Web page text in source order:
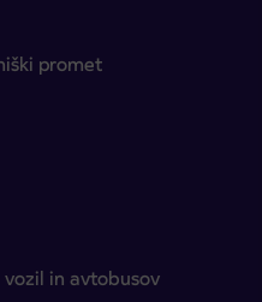
promet
in avtobusov